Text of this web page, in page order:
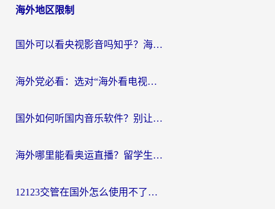
海外地区限制
国外可以看央视影音吗知乎？海外党亲测有效的回国加速方案
海外党必看：选对“海外看电视剧软件”，再也不用愁国内剧刷不了
国外如何听国内音乐软件？别让地域限制，断了你的中文歌单
海外哪里能看奥运直播？留学生&海外华人必看的体育赛事观赛终极指南
12123交管在国外怎么使用不了？海外华人必看的无缝访问国内资源指南